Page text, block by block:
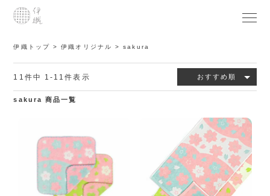
伊織トップ 伊織オリジナル sakura
おすすめ順
11 件中 1- 11件表示
sakura 商品一覧